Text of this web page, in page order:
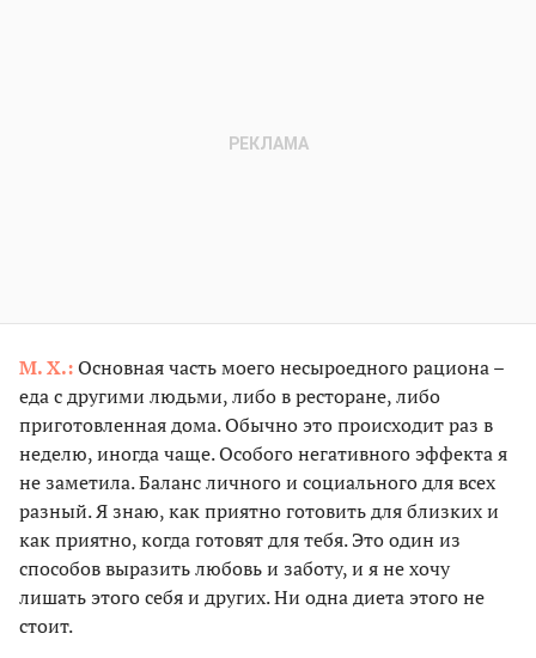
М. Х.:Основная часть моего несыроедного рациона –
еда с другими людьми, либо в ресторане, либо
приготовленная дома. Обычно это происходит раз в
неделю, иногда чаще. Особого негативного эффекта я
не заметила. Баланс личного и социального для всех
разный. Я знаю, как приятно готовить для близких и
как приятно, когда готовят для тебя. Это один из
способов выразить любовь и заботу, и я не хочу
лишать этого себя и других. Ни одна диета этого не
стоит.